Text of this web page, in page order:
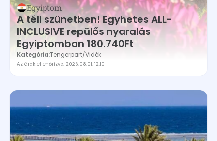
Egyiptom
A téli szünetben! Egyhetes ALL-
INCLUSIVE repülős nyaralás
Egyiptomban 180.740Ft
Kategória:Tengerpart/Vidék
Az árak ellenőrizve: 2026.08.01. 12:10